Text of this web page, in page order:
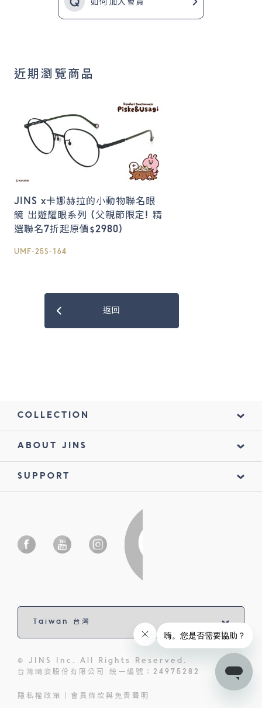
如何加入會員
近期瀏覽商品
JINS x卡娜赫拉的小動物聯名眼
鏡 出遊耀眼系列 (父親節限定! 精
選聯名7折起原價$2980)
UMF-25S-164
返回
COLLECTION
ABOUT JINS
SUPPORT
© JINS Inc. All Rights Reserved.
台灣睛姿股份有限公司 統一編號：24975282
隱私權政策 會員條款與免責聲明